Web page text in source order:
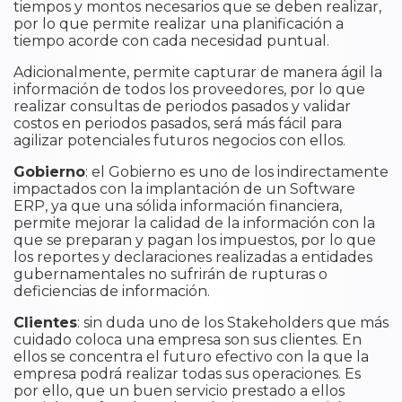
tiempos y montos necesarios que se deben realizar,
por lo que permite realizar una planificación a
tiempo acorde con cada necesidad puntual.
Adicionalmente, permite capturar de manera ágil la
información de todos los proveedores, por lo que
realizar consultas de periodos pasados y validar
costos en periodos pasados, será más fácil para
agilizar potenciales futuros negocios con ellos.
Gobierno: el Gobierno es uno de los indirectamente
impactados con la implantación de un Software
ERP, ya que una sólida información financiera,
permite mejorar la calidad de la información con la
que se preparan y pagan los impuestos, por lo que
los reportes y declaraciones realizadas a entidades
gubernamentales no sufrirán de rupturas o
deficiencias de información.
Clientes: sin duda uno de los Stakeholders que más
cuidado coloca una empresa son sus clientes. En
ellos se concentra el futuro efectivo con la que la
empresa podrá realizar todas sus operaciones. Es
por ello, que un buen servicio prestado a ellos